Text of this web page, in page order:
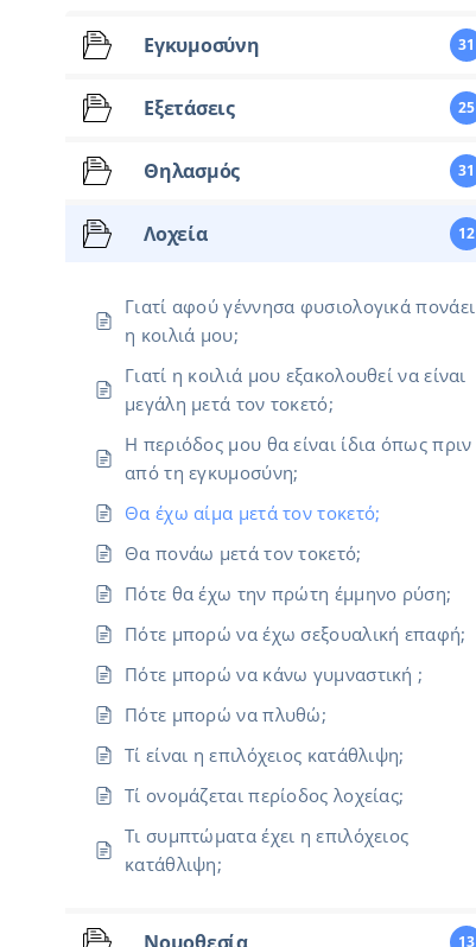
Εγκυμοσύνη 31
Εξετάσεις 25
Θηλασμός 31
Λοχεία 12
Γιατί αφού γέννησα φυσιολογικά πονάει
η κοιλιά μου;
Γιατί η κοιλιά μου εξακολουθεί να είναι
μεγάλη μετά τον τοκετό;
Η περιόδος μου θα είναι ίδια όπως πριν
από τη εγκυμοσύνη;
Θα έχω αίμα μετά τον τοκετό;
Θα πονάω μετά τον τοκετό;
Πότε θα έχω την πρώτη έμμηνο ρύση;
Πότε μπορώ να έχω σεξουαλική επαφή;
Πότε μπορώ να κάνω γυμναστική ;
Πότε μπορώ να πλυθώ;
Τί είναι η επιλόχειος κατάθλιψη;
Τί ονομάζεται περίοδος λοχείας;
Τι συμπτώματα έχει η επιλόχειος
κατάθλιψη;
13